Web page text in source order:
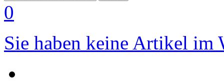
0
Sie haben keine Artikel im